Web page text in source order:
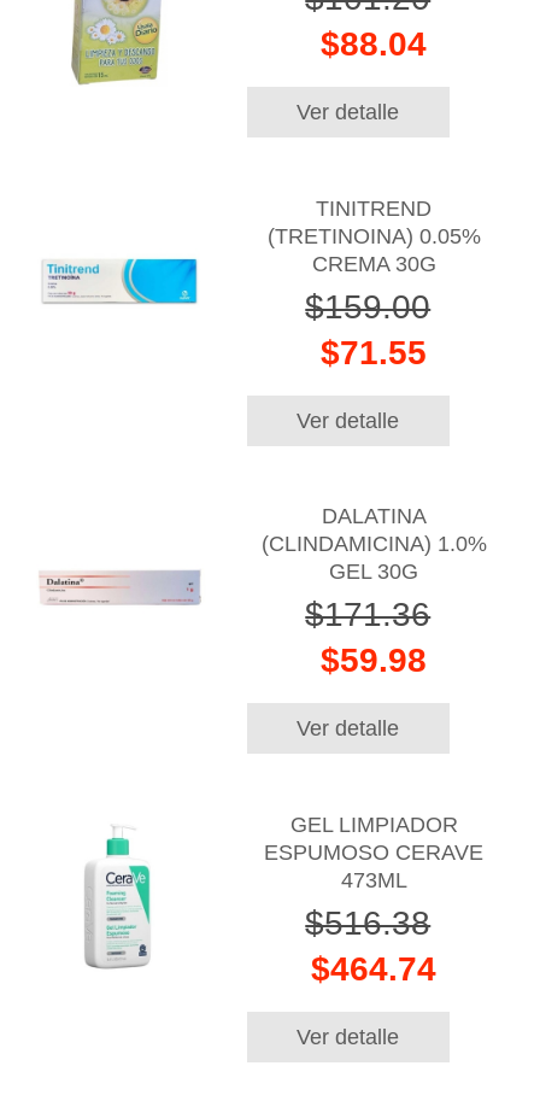
$88.04
Ver detalle
TINITREND
(TRETINOINA) 0.05%
CREMA 30G
$159.00
$71.55
Ver detalle
DALATINA
(CLINDAMICINA) 1.0%
GEL 30G
$171.36
$59.98
Ver detalle
GEL LIMPIADOR
ESPUMOSO CERAVE
473ML
$516.38
$464.74
Ver detalle